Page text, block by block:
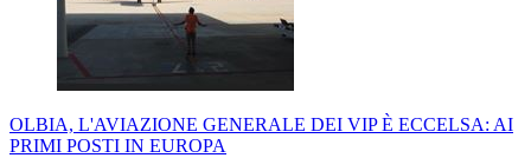
OLBIA, L'AVIAZIONE GENERALE DEI VIP È ECCELSA: AI
PRIMI POSTI IN EUROPA